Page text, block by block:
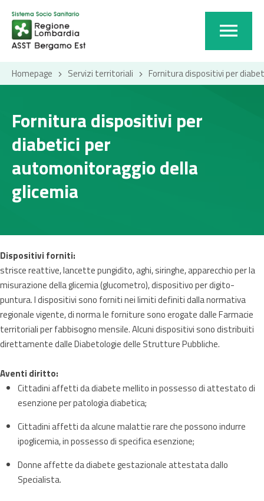
Homepage Servizi territoriali Fornitura dispositivi per
Fornitura dispositivi per
diabetici per
automonitoraggio della
glicemia
Dispositivi forniti:
strisce reattive, lancette pungidito, aghi, siringhe, apparecchio per la
misurazione della glicemia (glucometro), dispositivo per digito-
puntura. I dispositivi sono forniti nei limiti definiti dalla normativa
regionale vigente, di norma le forniture sono erogate dalle Farmacie
territoriali per fabbisogno mensile. Alcuni dispositivi sono distribuiti
direttamente dalle Diabetologie delle Strutture Pubbliche.
Aventi diritto:
Cittadini affetti da diabete mellito in possesso di attestato di
esenzione per patologia diabetica;
Cittadini affetti da alcune malattie rare che possono indurre
ipoglicemia, in possesso di specifica esenzione;
Donne affette da diabete gestazionale attestata dallo
Specialista.